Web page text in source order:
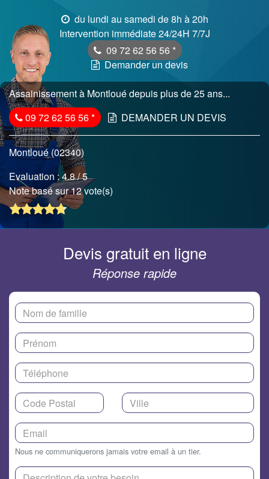
du lundi au samedi de 8h à 20h
Intervention immédiate 24/24H 7/7J
09 72 62 56 56 *
Demander un devis
Assainissement à Montloué depuis plus de 25 ans...
09 72 62 56 56* DEMANDER UN DEVIS
Montloué (02340)
Evaluation :4.8/ 5
Note basé sur 12 vote(s)
Devis gratuit en ligne
Réponse rapide
Nous ne communiquerons jamais votre email à un tier.